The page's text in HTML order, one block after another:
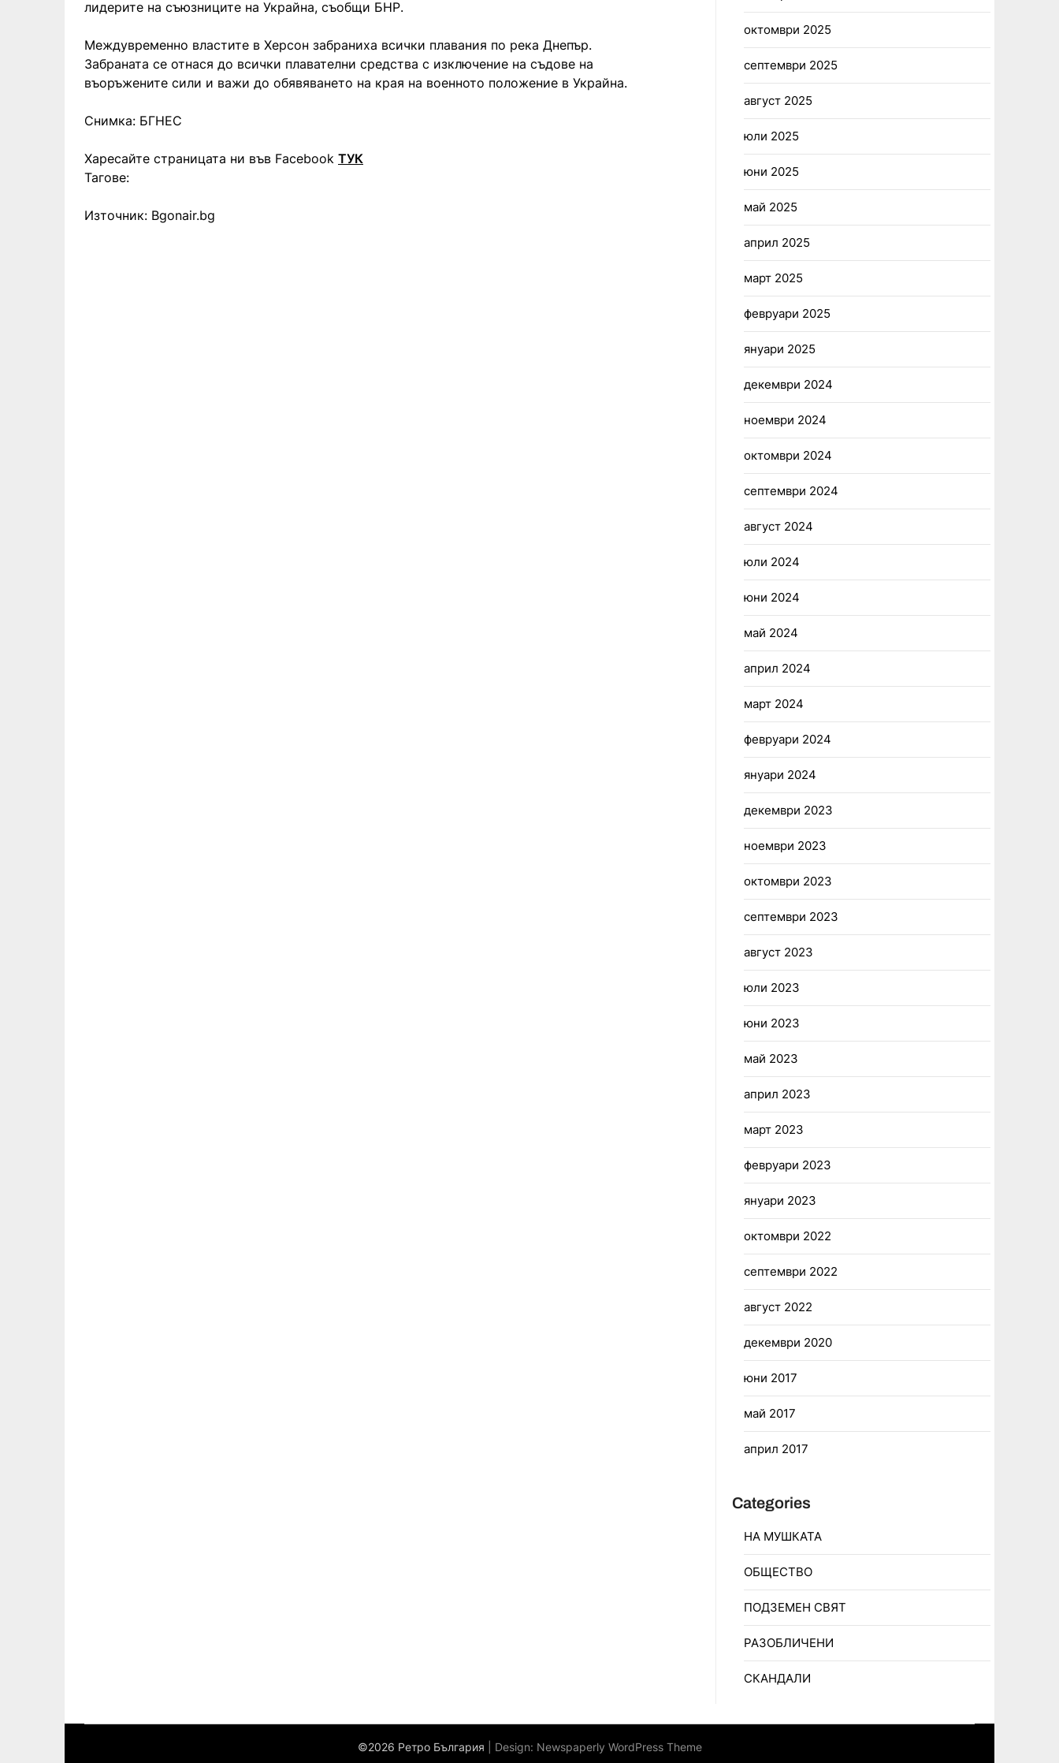
лидерите на съюзниците на Украйна, съобщи БНР.
Междувременно властите в Херсон забраниха всички плавания по река Днепър.
Забраната се отнася до всички плавателни средства с изключение на съдове на
въоръжените сили и важи до обявяването на края на военното положение в Украйна.
Снимка: БГНЕС
Харесайте страницата ни във Facebook ТУК
Тагове:
Източник: Bgonair.bg
октомври 2025
септември 2025
август 2025
юли 2025
юни 2025
май 2025
април 2025
март 2025
февруари 2025
януари 2025
декември 2024
ноември 2024
октомври 2024
септември 2024
август 2024
юли 2024
юни 2024
май 2024
април 2024
март 2024
февруари 2024
януари 2024
декември 2023
ноември 2023
октомври 2023
септември 2023
август 2023
юли 2023
юни 2023
май 2023
април 2023
март 2023
февруари 2023
януари 2023
октомври 2022
септември 2022
август 2022
декември 2020
юни 2017
май 2017
април 2017
Categories
НА МУШКАТА
ОБЩЕСТВО
ПОДЗЕМЕН СВЯТ
РАЗОБЛИЧЕНИ
СКАНДАЛИ
©2026 Ретро България | Design: Newspaperly WordPress Theme